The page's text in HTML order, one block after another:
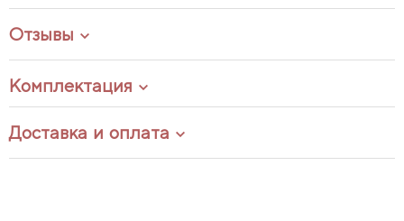
Отзывы
Комплектация
Доставка и оплата